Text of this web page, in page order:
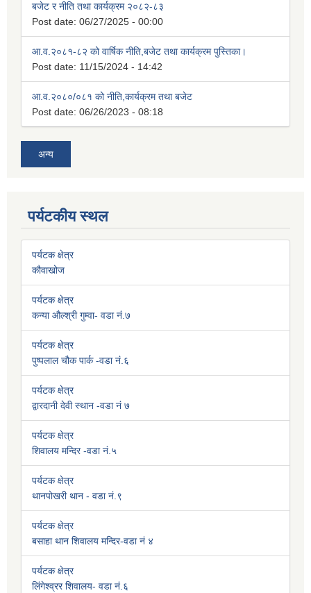
बजेट र नीति तथा कार्यक्रम २०८२-८३
Post date: 06/27/2025 - 00:00
आ.व.२०८१-८२ को वार्षिक नीति,बजेट तथा कार्यक्रम पुस्तिका।
Post date: 11/15/2024 - 14:42
आ.व.२०८०/०८१ को नीति,कार्यक्रम तथा बजेट
Post date: 06/26/2023 - 08:18
अन्य
पर्यटकीय स्थल
पर्यटक क्षेत्र
कौवाखोज
पर्यटक क्षेत्र
कन्या औल्श्री गुम्वा- वडा नं.७
पर्यटक क्षेत्र
पुष्पलाल चौक पार्क -वडा नं.६
पर्यटक क्षेत्र
द्वारदानी देवी स्थान -वडा नं ७
पर्यटक क्षेत्र
शिवालय मन्दिर -वडा नं.५
पर्यटक क्षेत्र
थानपोखरी थान - वडा नं.९
पर्यटक क्षेत्र
बसाहा थान शिवालय मन्दिर-वडा नं ४
पर्यटक क्षेत्र
लिंगेश्व्रर शिवालय- वडा नं.६